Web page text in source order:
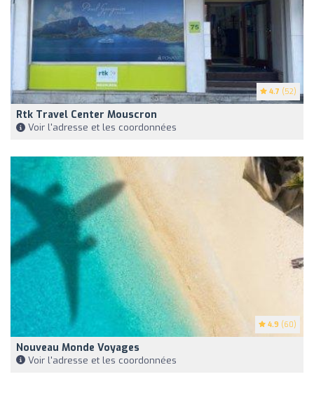
4.7 (52)
Rtk Travel Center Mouscron
Voir l'adresse et les coordonnées
4.9 (60)
Nouveau Monde Voyages
Voir l'adresse et les coordonnées